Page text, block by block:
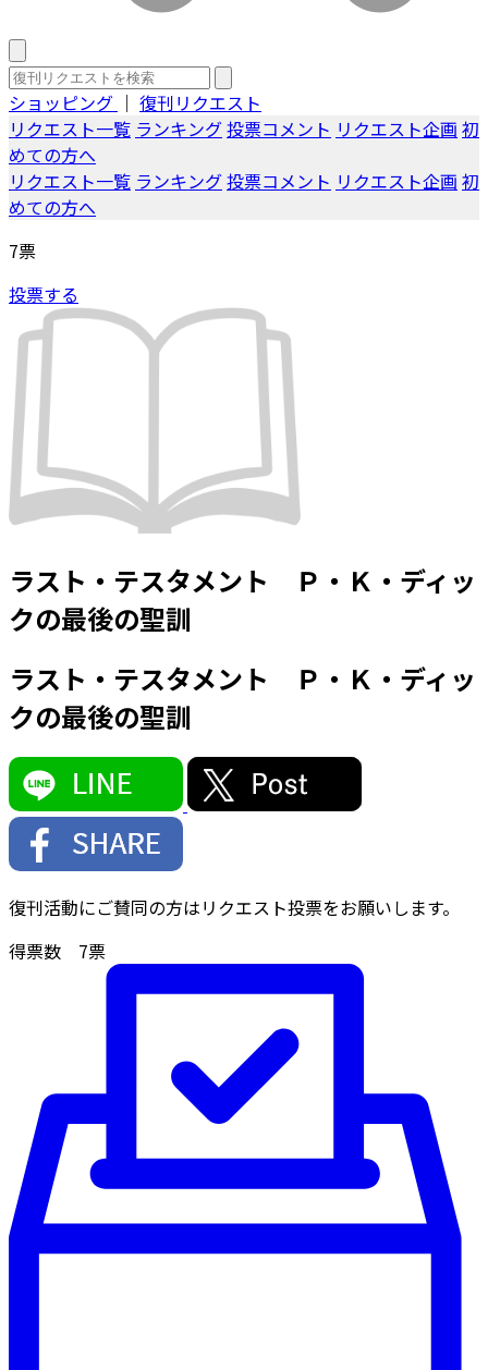
ショッピング ｜ 復刊リクエスト
リクエスト一覧 ランキング投票コメント リクエスト企画 初
めての方へ
リクエスト一覧 ランキング投票コメント リクエスト企画 初
めての方へ
7票
投票する
ラスト・テスタメント Ｐ・Ｋ・ディッ
クの最後の聖訓
ラスト・テスタメント Ｐ・Ｋ・ディッ
クの最後の聖訓
復刊活動にご賛同の方はリクエスト投票をお願いします。
得票数 7票